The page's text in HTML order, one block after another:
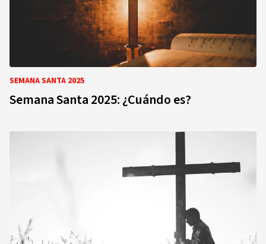
SEMANA SANTA 2025
Semana Santa 2025: ¿Cuándo es?